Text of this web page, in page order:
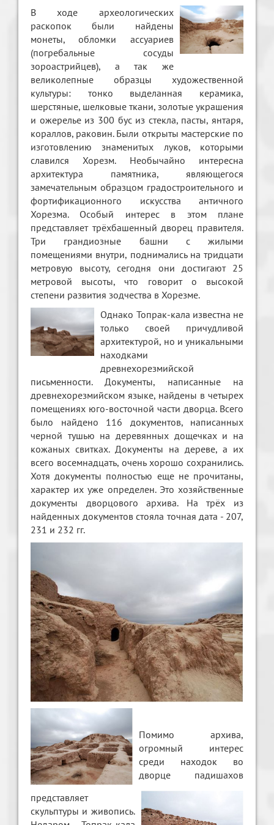
В ходе археологических
раскопок были найдены
монеты, обломки ассуариев
(погребальные сосуды
зороастрийцев), а так же
великолепные образцы художественной
культуры: тонко выделанная керамика,
шерстяные, шелковые ткани, золотые украшения
и ожерелье из 300 бус из стекла, пасты, янтаря,
кораллов, раковин. Были открыты мастерские по
изготовлению знаменитых луков, которыми
славился Хорезм. Необычайно интересна
архитектура памятника, являющегося
замечательным образцом градостроительного и
фортификационного искусства античного
Хорезма. Особый интерес в этом плане
представляет трёхбашенный дворец правителя.
Три грандиозные башни с жилыми
помещениями внутри, поднимались на тридцати
метровую высоту, сегодня они достигают 25
метровой высоты, что говорит о высокой
степени развития зодчества в Хорезме.
Однако Топрак-кала известна не
только своей причудливой
архитектурой, но и уникальными
находками
древнехорезмийской
письменности. Документы, написанные на
древнехорезмийском языке, найдены в четырех
помещениях юго-восточной части дворца. Всего
было найдено 116 документов, написанных
черной тушью на деревянных дощечках и на
кожаных свитках. Документы на дереве, а их
всего восемнадцать, очень хорошо сохранились.
Хотя документы полностью еще не прочитаны,
характер их уже определен. Это хозяйственные
документы дворцового архива. На трёх из
найденных документов стояла точная дата - 207,
231 и 232 гг.
Помимо архива,
огромный интерес
среди находок во
дворце падишахов
представляет
скульптуры и живопись.